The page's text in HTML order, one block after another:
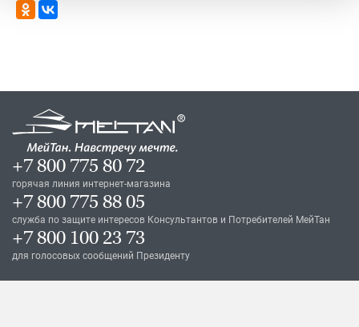
+7 800 775 80 72
горячая линия интернет-магазина
+7 800 775 88 05
служба по защите интересов Консультантов и Потребителей МейТан
+7 800 100 23 73
для голосовых сообщений Президенту